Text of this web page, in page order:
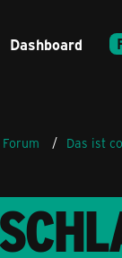
Dashboard
Forum Das ist